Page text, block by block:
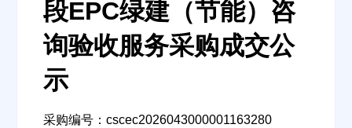
段EPC绿建（节能）咨
询验收服务采购成交公
示
采购编号：cscec2026043000001163280